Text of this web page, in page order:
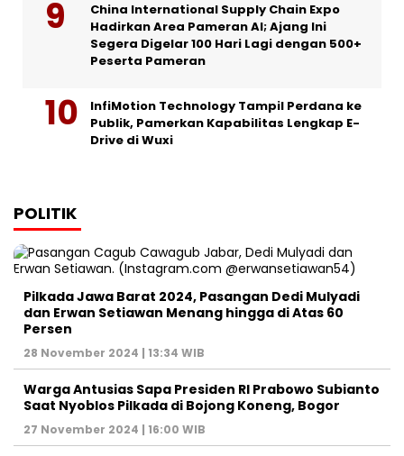
China International Supply Chain Expo
Hadirkan Area Pameran AI; Ajang Ini
Segera Digelar 100 Hari Lagi dengan 500+
Peserta Pameran
InfiMotion Technology Tampil Perdana ke
Publik, Pamerkan Kapabilitas Lengkap E-
Drive di Wuxi
POLITIK
Pilkada Jawa Barat 2024, Pasangan Dedi Mulyadi
dan Erwan Setiawan Menang hingga di Atas 60
Persen
28 November 2024 | 13:34 WIB
Warga Antusias Sapa Presiden RI Prabowo Subianto
Saat Nyoblos Pilkada di Bojong Koneng, Bogor
27 November 2024 | 16:00 WIB